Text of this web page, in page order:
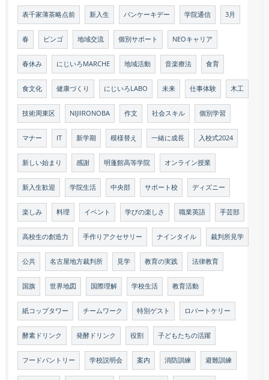
表千家薄茶略点前 新入生 パンケーキデー 学院通信 3月
春 ビンゴ 地域交流 個別サポート NEOキャリア
春休み にじいろMARCHE 地域活動 音楽療法 食育
食文化 健康づくり にじいろLABO 未来 仕事体験 木工
技術周東区 NIJIIRONOBA 作文 社会スキル 個別学習
マナー IT 新学期 模様替え 一緒に成長 入校式2024
新しい始まり 感謝 明蓬館高等学院 オンライン授業
新入生歓迎 学院生活 中央部 サポート校 ディズニー
楽しみ 料理 イベント 学びの楽しさ 職業英語 手芸部
高校生の創造力 手作りアクセサリー ナインタイル 裁判所見学
公共 名古屋地方裁判所 見学 教育の実践 法律教育
国旗 世界地図 国際理解 学校生活 教育活動
紙コップタワー チームワーク 特別ゲスト ロバートケリー
酵素ドリンク 発酵ドリンク 役割 子どもたちの活躍
フードパントリー 学校説明会 案内 消防訓練 避難訓練